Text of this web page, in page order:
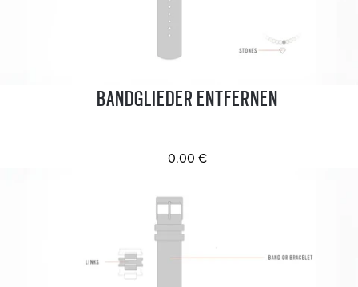
BANDGLIEDER ENTFERNEN
0.00 €